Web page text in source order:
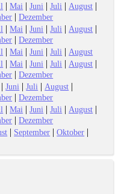
|Mai |Juni |Juli | August |
|Dezember
|Mai |Juni |Juli | August |
|Dezember
|Mai |Juni |Juli | August
|Mai |Juni |Juli | August |
|Dezember
|Juni |Juli | August |
|Dezember
|Mai |Juni |Juli | August |
|Dezember
| September |Oktober |